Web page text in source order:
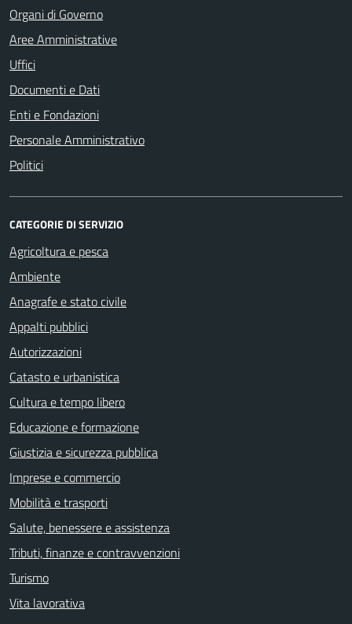
Organi di Governo
Aree Amministrative
Uffici
Documenti e Dati
Enti e Fondazioni
Personale Amministrativo
Politici
CATEGORIE DI SERVIZIO
Agricoltura e pesca
Ambiente
Anagrafe e stato civile
Appalti pubblici
Autorizzazioni
Catasto e urbanistica
Cultura e tempo libero
Educazione e formazione
Giustizia e sicurezza pubblica
Imprese e commercio
Mobilità e trasporti
Salute, benessere e assistenza
Tributi, finanze e contravvenzioni
Turismo
Vita lavorativa